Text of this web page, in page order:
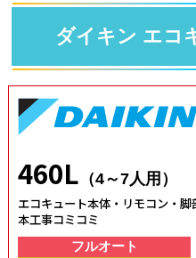
ダイキン エコ
460L （4～7人用）
エコキュート本体・リモコン・
本工事コミコミ
フルオート